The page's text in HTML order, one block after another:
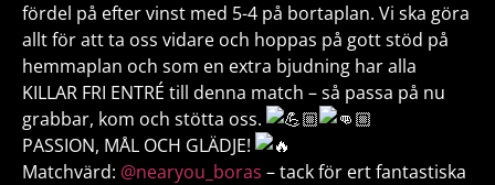
fördel på efter vinst med 5-4 på bortaplan. Vi ska göra
allt för att ta oss vidare och hoppas på gott stöd på
hemmaplan och som en extra bjudning har alla
KILLAR FRI ENTRÉ till denna match – så passa på nu
grabbar, kom och stötta oss.
PASSION, MÅL OCH GLÄDJE!
Matchvärd: @nearyou_boras – tack för ert fantastiska